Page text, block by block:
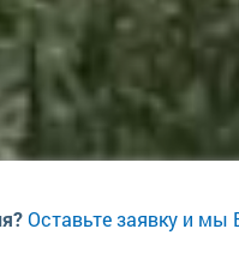
Оставьте заявку и мы